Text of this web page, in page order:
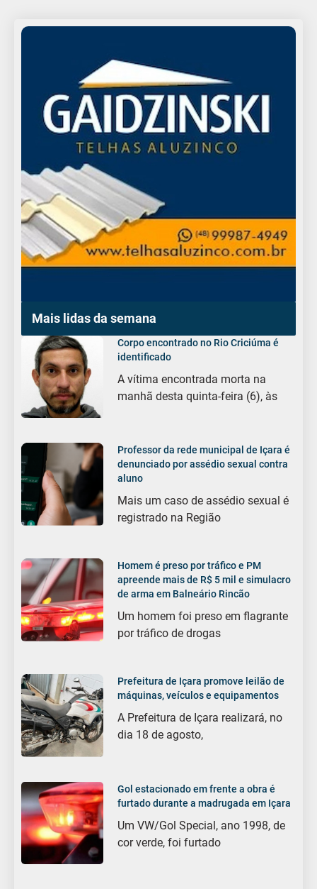
Mais lidas da semana
Corpo encontrado no Rio Criciúma é
identificado
A vítima encontrada morta na
manhã desta quinta-feira (6), às
Professor da rede municipal de Içara é
denunciado por assédio sexual contra
aluno
Mais um caso de assédio sexual é
registrado na Região
Homem é preso por tráfico e PM
apreende mais de R$ 5 mil e simulacro
de arma em Balneário Rincão
Um homem foi preso em flagrante
por tráfico de drogas
Prefeitura de Içara promove leilão de
máquinas, veículos e equipamentos
A Prefeitura de Içara realizará, no
dia 18 de agosto,
Gol estacionado em frente a obra é
furtado durante a madrugada em Içara
Um VW/Gol Special, ano 1998, de
cor verde, foi furtado